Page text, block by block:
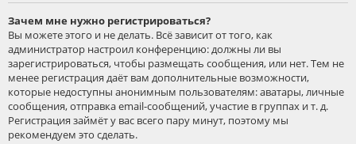
Зачем мне нужно регистрироваться?
Вы можете этого и не делать. Всё зависит от того, как
администратор настроил конференцию: должны ли вы
зарегистрироваться, чтобы размещать сообщения, или нет. Тем не
менее регистрация даёт вам дополнительные возможности,
которые недоступны анонимным пользователям: аватары, личные
сообщения, отправка email-сообщений, участие в группах и т. д.
Регистрация займёт у вас всего пару минут, поэтому мы
рекомендуем это сделать.